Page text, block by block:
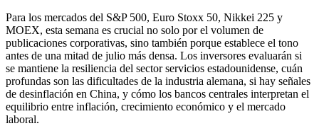
Para los mercados del S&P 500, Euro Stoxx 50, Nikkei 225 y
MOEX, esta semana es crucial no solo por el volumen de
publicaciones corporativas, sino también porque establece el tono
antes de una mitad de julio más densa. Los inversores evaluarán si
se mantiene la resiliencia del sector servicios estadounidense, cuán
profundas son las dificultades de la industria alemana, si hay señales
de desinflación en China, y cómo los bancos centrales interpretan el
equilibrio entre inflación, crecimiento económico y el mercado
laboral.